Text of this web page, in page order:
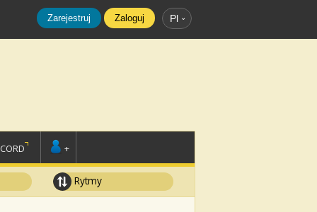
Zarejestruj Zaloguj Pl
+
Rytmy